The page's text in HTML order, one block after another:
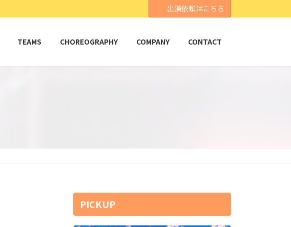
出演依頼はこちら
TEAMS CHOREOGRAPHY COMPANY CONTACT
PICKUP